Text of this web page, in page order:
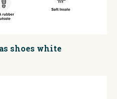
shoes white